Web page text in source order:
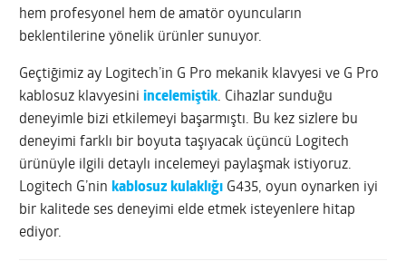
hem profesyonel hem de amatör oyuncuların
beklentilerine yönelik ürünler sunuyor.
Geçtiğimiz ay Logitech’in G Pro mekanik klavyesi ve G Pro
kablosuz klavyesiniincelemiştik. Cihazlar sunduğu
deneyimle bizi etkilemeyi başarmıştı. Bu kez sizlere bu
deneyimi farklı bir boyuta taşıyacak üçüncü Logitech
ürünüyle ilgili detaylı incelemeyi paylaşmak istiyoruz.
Logitech G’nin kablosuz kulaklığı G435, oyun oynarken iyi
bir kalitede ses deneyimi elde etmek isteyenlere hitap
ediyor.